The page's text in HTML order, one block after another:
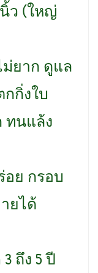
ว (ใหญ่
ม่ยาก ดูแล
กิ่งใบ
ทนแล้ง
อย กรอบ
ยได้
ถึง 5 ปี